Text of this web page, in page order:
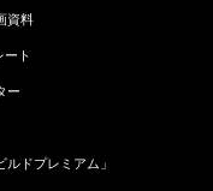
資料
ート
ー
ドプレミアム」